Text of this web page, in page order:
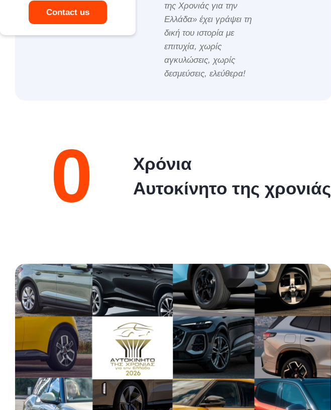
της Χρονιάς για την
Ελλάδα» έχει γράψει τη
δική του ιστορία με
επιτυχία, χωρίς
αγκυλώσεις, χωρίς
δεσμεύσεις, ελεύθερα!
Contact us
0
Χρόνια
Αυτοκίνητο της χρονιάς